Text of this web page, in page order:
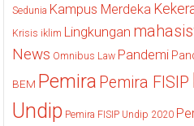
Sedunia Kampus Merdeka
Krisis iklim Lingkungan
News Omnibus Law Pandemi
BEM Pemira Pemira FISIP
Undip Pemira FISIP Undip 2020